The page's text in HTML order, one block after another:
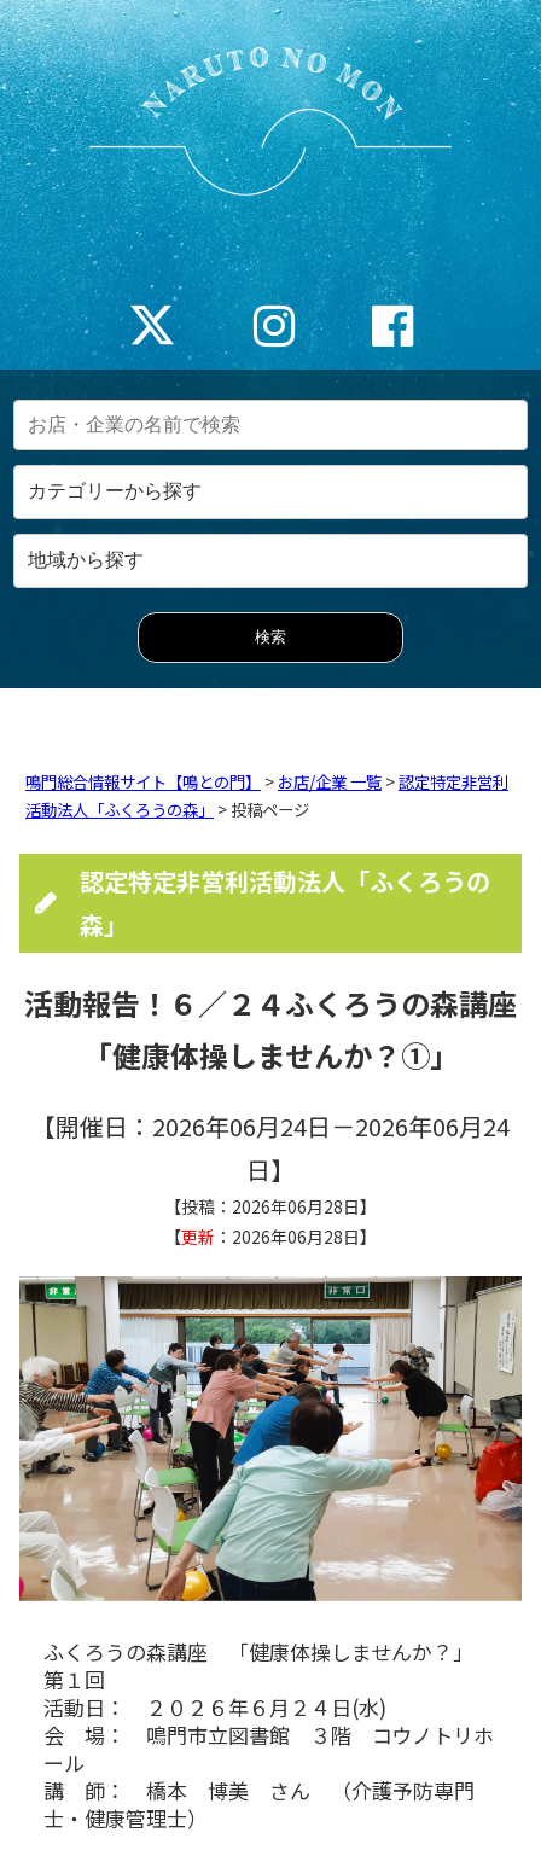
鳴門総合情報サイト【鳴との門】 > お店/企業 一覧 >認定特定非営利
活動法人「ふくろうの森」
> 投稿ページ
認定特定非営利活動法人「ふくろうの
森」
活動報告！６／２４ふくろうの森講座
「健康体操しませんか？①」
【開催日：2026年06月24日－2026年06月24
日】
【投稿：2026年06月28日】
【更新 ：2026年06月28日】
ふくろうの森講座 「健康体操しませんか？」
第１回
活動日： ２０２６年６月２４日(水)
会 場： 鳴門市立図書館 ３階 コウノトリホ
ール
講 師： 橋本 博美 さん （介護予防専門
士・健康管理士）